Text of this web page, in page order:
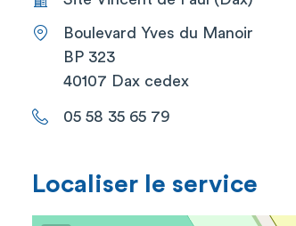
Boulevard Yves du Manoir
BP 323
40107 Dax cedex
05 58 35 65 79
Localiser le service